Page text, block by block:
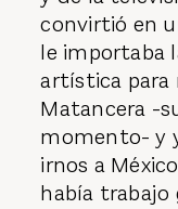
convirtió en
le importaba
artística para
Matancera -
momento- y
irnos a
había trabajo